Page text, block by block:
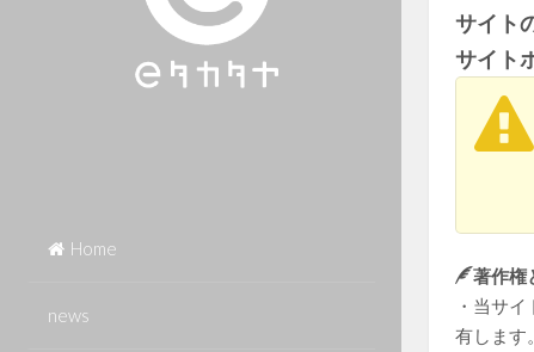
Home
news
サイト
サイト
著作権
・当サ
有します。